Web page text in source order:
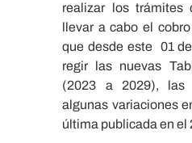
realizar los trámites
llevar a cabo el
que desde este 01
regir las nuevas
(2023 a 2029), las
algunas variaciones
última publicada en el